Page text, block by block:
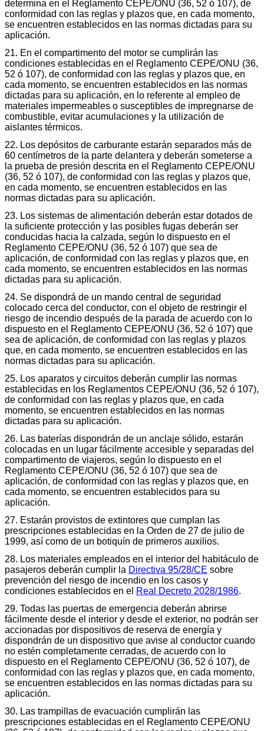
determina en el Reglamento CEPE/ONU (36, 52 ó 107), de
conformidad con las reglas y plazos que, en cada momento,
se encuentren establecidos en las normas dictadas para su
aplicación.
21. En el compartimento del motor se cumplirán las
condiciones establecidas en el Reglamento CEPE/ONU (36,
52 ó 107), de conformidad con las reglas y plazos que, en
cada momento, se encuentren establecidos en las normas
dictadas para su aplicación, en lo referente al empleo de
materiales impermeables o susceptibles de impregnarse de
combustible, evitar acumulaciones y la utilización de
aislantes térmicos.
22. Los depósitos de carburante estarán separados más de
60 centímetros de la parte delantera y deberán someterse a
la prueba de presión descrita en el Reglamento CEPE/ONU
(36, 52 ó 107), de conformidad con las reglas y plazos que,
en cada momento, se encuentren establecidos en las
normas dictadas para su aplicación.
23. Los sistemas de alimentación deberán estar dotados de
la suficiente protección y las posibles fugas deberán ser
conducidas hacia la calzada, según lo dispuesto en el
Reglamento CEPE/ONU (36, 52 ó 107) que sea de
aplicación, de conformidad con las reglas y plazos que, en
cada momento, se encuentren establecidos en las normas
dictadas para su aplicación.
24. Se dispondrá de un mando central de seguridad
colocado cerca del conductor, con el objeto de restringir el
riesgo de incendio después de la parada de acuerdo con lo
dispuesto en el Reglamento CEPE/ONU (36, 52 ó 107) que
sea de aplicación, de conformidad con las reglas y plazos
que, en cada momento, se encuentren establecidos en las
normas dictadas para su aplicación.
25. Los aparatos y circuitos deberán cumplir las normas
establecidas en los Reglamentos CEPE/ONU (36, 52 ó 107),
de conformidad con las reglas y plazos que, en cada
momento, se encuentren establecidos en las normas
dictadas para su aplicación.
26. Las baterías dispondrán de un anclaje sólido, estarán
colocadas en un lugar fácilmente accesible y separadas del
compartimento de viajeros, según lo dispuesto en el
Reglamento CEPE/ONU (36, 52 ó 107) que sea de
aplicación, de conformidad con las reglas y plazos que, en
cada momento, se encuentren establecidos para su
aplicación.
27. Estarán provistos de extintores que cumplan las
prescripciones establecidas en la Orden de 27 de julio de
1999, así como de un botiquín de primeros auxilios.
28. Los materiales empleados en el interior del habitáculo de
pasajeros deberán cumplir la Directiva 95/28/CE sobre
prevención del riesgo de incendio en los casos y
condiciones establecidos en el Real Decreto 2028/1986.
29. Todas las puertas de emergencia deberán abrirse
fácilmente desde el interior y desde el exterior, no podrán ser
accionadas por dispositivos de reserva de energía y
dispondrán de un dispositivo que avise al conductor cuando
no estén completamente cerradas, de acuerdo con lo
dispuesto en el Reglamento CEPE/ONU (36, 52 ó 107), de
conformidad con las reglas y plazos que, en cada momento,
se encuentren establecidos en las normas dictadas para su
aplicación.
30. Las trampillas de evacuación cumplirán las
prescripciones establecidas en el Reglamento CEPE/ONU